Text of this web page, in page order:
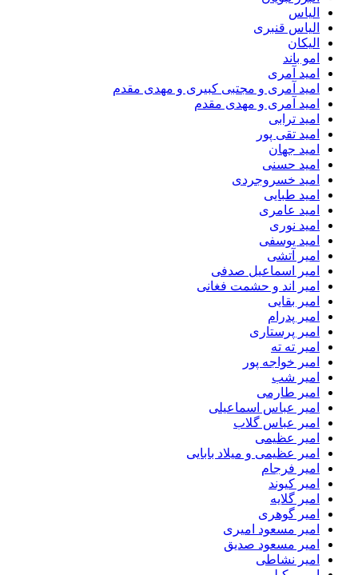
الیاس
الیاس قنبرى
الیکان
امو باند
امید آمری
امید آمری و مجتبی کبیری و مهدى مقدم
امید آمری و مهدی مقدم
امید ترابی
امید تقی پور
امید جهان
امید حسنی
امید خسروجردی
امید طبایی
امید عامری
امید نوری
امید یوسفی
امیر آتشی
امیر اسماعیل صدفی
امیر اند و حشمت فغانی
امیر بقایی
امیر پدرام
امیر پرستاری
امیر ته ته
امیر خواجه پور
امیر شب
امیر طارمی
امیر عباس اسماعیلی
امیر عباس گلاب
امیر عظیمی
امیر عظیمی و میلاد بابایی
امیر فرجام
امیر کیوند
امیر گلایه
امیر گوهری
امیر مسعود امیری
امیر مسعود صدیق
امیر نشاطی